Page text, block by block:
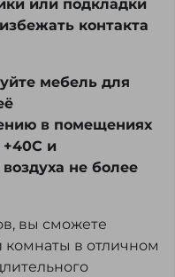
или подкладки
контакта
мебель для
в помещениях
+40С и
не более
вы сможете
комнаты в отличном